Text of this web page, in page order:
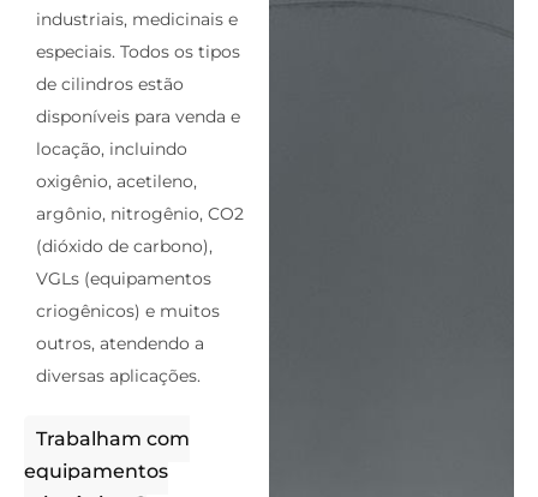
industriais, medicinais e
especiais. Todos os tipos
de cilindros estão
disponíveis para venda e
locação, incluindo
oxigênio, acetileno,
argônio, nitrogênio, CO2
(dióxido de carbono),
VGLs (equipamentos
criogênicos) e muitos
outros, atendendo a
diversas aplicações.
Trabalham com
equipamentos